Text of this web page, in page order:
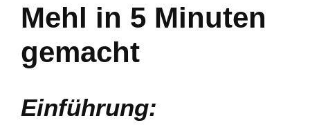
Mehl in 5 Minuten
gemacht
Einführung: